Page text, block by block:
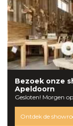
Bezoek onze
Apeldoorn
Gesloten! Morgen
Ontdek de